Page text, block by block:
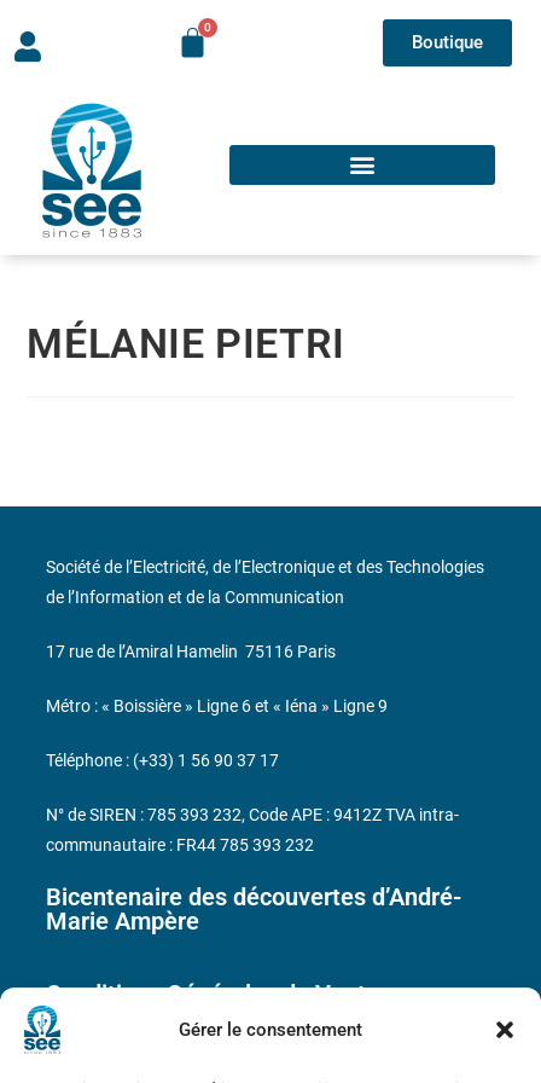
Gérer le consentement
Boutique
MÉLANIE PIETRI
Bicentenaire des découvertes d’André-
Marie Ampère
Conditions Générales de Vente
Société de l’Electricité, de l’Electronique et des Technologies
de l’Information et de la Communication
17 rue de l’Amiral Hamelin 75116 Paris
Métro : « Boissière » Ligne 6 et « Iéna » Ligne 9
Téléphone : (+33) 1 56 90 37 17
N° de SIREN : 785 393 232, Code APE : 9412Z TVA intra-
communautaire : FR44 785 393 232